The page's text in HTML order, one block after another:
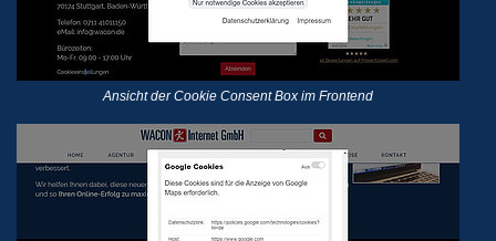
Ansicht der Cookie Consent Box im Frontend